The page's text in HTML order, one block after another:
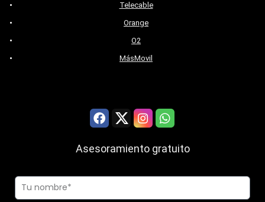
Telecable
Orange
O2
MásMovil
Asesoramiento gratuito